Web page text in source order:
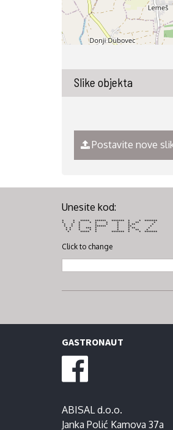
Slike objekta
Postavite nove
Unesite kod:
* * ***** ****** ******* * * *******
* * * * * * * * ** *
* * * * * * * ** *
* * * ****** * ** *
* * * *** * * * ** *
* * * * * * * ** *
* ***** * ******* * * *******
Click to change
GASTRONAUT
ABISAL d.o.o.
Janka Polić Kamova 37a